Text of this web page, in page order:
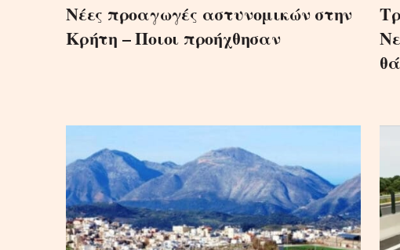
Νέες προαγωγές αστυνομικών στην
Κρήτη – Ποιοι προήχθησαν